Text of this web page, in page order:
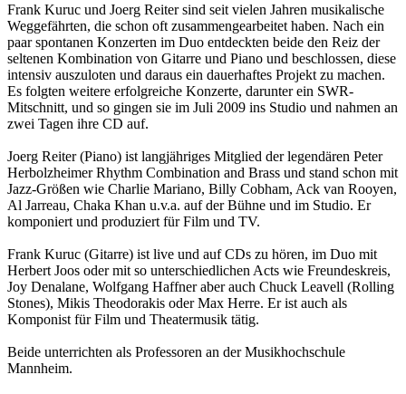
Frank Kuruc und Joerg Reiter sind seit vielen Jahren musikalische
Weggefährten, die schon oft zusammengearbeitet haben. Nach ein
paar spontanen Konzerten im Duo entdeckten beide den Reiz der
seltenen Kombination von Gitarre und Piano und beschlossen, diese
intensiv auszuloten und daraus ein dauerhaftes Projekt zu machen.
Es folgten weitere erfolgreiche Konzerte, darunter ein SWR-
Mitschnitt, und so gingen sie im Juli 2009 ins Studio und nahmen an
zwei Tagen ihre CD auf.
Joerg Reiter (Piano) ist langjähriges Mitglied der legendären Peter
Herbolzheimer Rhythm Combination and Brass und stand schon mit
Jazz-Größen wie Charlie Mariano, Billy Cobham, Ack van Rooyen,
Al Jarreau, Chaka Khan u.v.a. auf der Bühne und im Studio. Er
komponiert und produziert für Film und TV.
Frank Kuruc (Gitarre) ist live und auf CDs zu hören, im Duo mit
Herbert Joos oder mit so unterschiedlichen Acts wie Freundeskreis,
Joy Denalane, Wolfgang Haffner aber auch Chuck Leavell (Rolling
Stones), Mikis Theodorakis oder Max Herre. Er ist auch als
Komponist für Film und Theatermusik tätig.
Beide unterrichten als Professoren an der Musikhochschule
Mannheim.